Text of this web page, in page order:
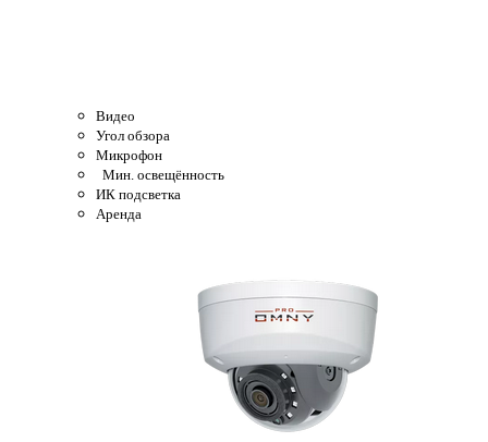
Видео
Угол обзора
Микрофон
Мин. освещённость
ИК подсветка
Аренда